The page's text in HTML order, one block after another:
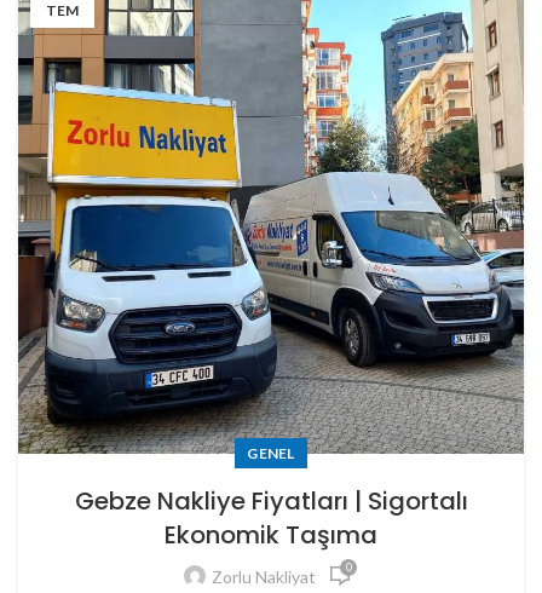
TEM
GENEL
Gebze Nakliye Fiyatları | Sigortalı
Ekonomik Taşıma
Zorlu Nakliyat 0